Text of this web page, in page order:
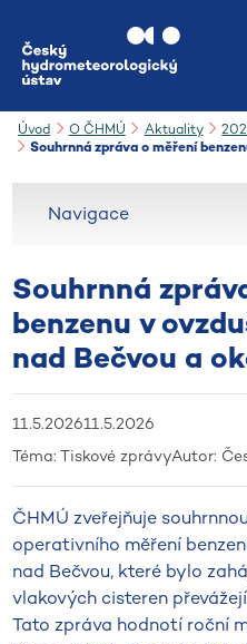
Úvod O ČHMÚ Aktuality
Souhrnná zpráva o měření
Souhrnná
benzenu v
nad Bečvou a
11.5.202611.5.2026
Téma: Tiskové zprávyAutor:
ČHMÚ zveřejňuje
operativního měření
nad Bečvou, které bylo
vlakových cisteren
Tato zpráva hodnotí roční
Navigace